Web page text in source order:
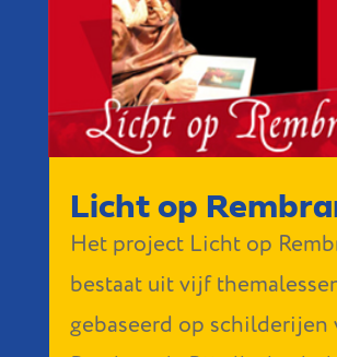
Licht op
Het project Licht op
bestaat uit vijf
gebaseerd op schilderijen